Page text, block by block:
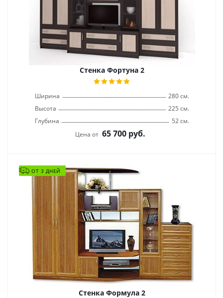
Стенка Фортуна 2
Ширина
280 см.
Высота
225 см.
Глубина
52 см.
Цена от 65 700 руб.
ОТ 3 ДНЕЙ
Стенка Формула 2